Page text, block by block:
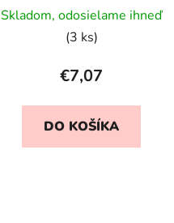
Skladom, odosielame ihneď
(3 ks)
€7,07
DO KOŠÍKA